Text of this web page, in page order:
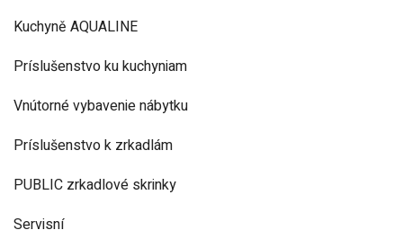
Kuchyně AQUALINE
Príslušenstvo ku kuchyniam
Vnútorné vybavenie nábytku
Príslušenstvo k zrkadlám
PUBLIC zrkadlové skrinky
Servisní